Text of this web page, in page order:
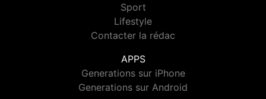
Sport
Lifestyle
Contacter la rédac
APPS
Generations sur iPhone
Generations sur Android